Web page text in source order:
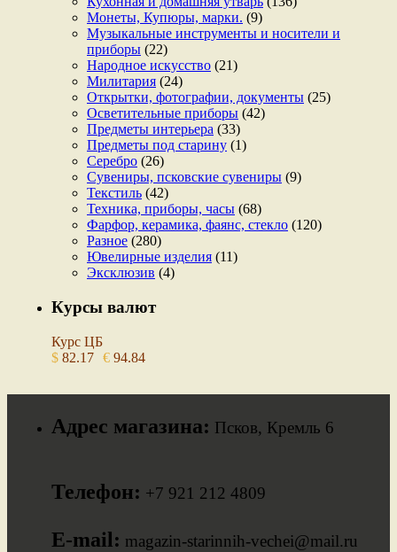
Монеты, Купюры, марки. (9)
Музыкальные инструменты и носители и
приборы (22)
Народное искусство (21)
Милитария (24)
Открытки, фотографии, документы (25)
Осветительные приборы (42)
Предметы интерьера (33)
Предметы под старину (1)
Серебро (26)
Сувениры, псковские сувениры (9)
Текстиль (42)
Техника, приборы, часы (68)
Фарфор, керамика, фаянс, стекло (120)
Разное (280)
Ювелирные изделия (11)
Эксклюзив (4)
Курсы валют
Курс ЦБ
$ 82.17 € 94.84
Адрес магазина: Псков, Кремль 6
Телефон: +7 921 212 4809
E-mail: magazin-starinnih-vechei@mail.ru